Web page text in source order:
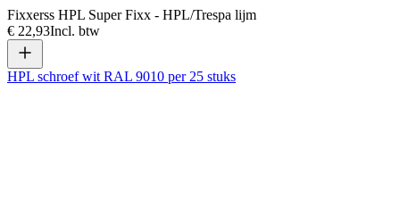
Fixxerss HPL Super Fixx - HPL/Trespa lijm
€ 22,93Incl. btw
HPL schroef wit RAL 9010 per 25 stuks